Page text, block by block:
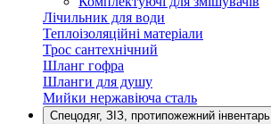
Лічильник для води
Теплоізоляційні матеріали
Трос сантехнічний
Шланг гофра
Шланги для душу
Мийки нержавіюча сталь
Спецодяг, ЗІЗ, протипожежний інвентарь